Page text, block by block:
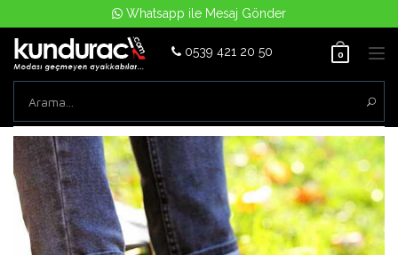
Whatsapp ile Mesaj Gönder
0539 421 20 50 0